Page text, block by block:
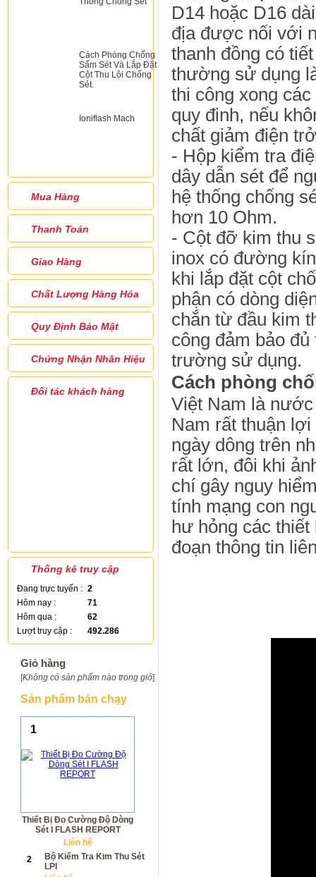
Cách Phòng Chống
Sấm Sét Và Lắp Đặt
Cột Thu Lôi Chống
Sét.
Ioniflash Mach
Mua Hàng
Thanh Toán
Giao Hàng
Chất Lượng Hàng Hóa
Quy Định Bảo Mật
Chứng Nhận Nhãn Hiệu
Đối tác khách hàng
Thống kê truy cập
Đang trực tuyến : 2
Hôm nay :
71
Hôm qua :
62
Lượt truy cập :
492.286
D14 hoặc D16
địa được nối với
thanh đồng có
thường sử dụng
thi công xong
quy đinh, nếu
chất giảm điện
- Hộp kiểm tra
dây dẫn sét để
hệ thống chống
hơn 10 Ohm.
- Cột đỡ kim thu
inox có đường
khi lắp đặt cột
phận có dòng
chắn từ đầu kim
công đảm bảo
trường sử dụng.
Cách phòng
Việt Nam là
Nam rất thuận
ngày dông trên
rất lớn, đôi khi
chí gây nguy
tính mạng con
hư hỏng các
đoạn thông tin
Giỏ hàng
[Không có sản phẩm nào trong giỏ]
Sản phẩm bán chạy
1
Thiết Bị Đo Cường Độ Dòng
Sét I FLASH REPORT
Liên hệ
2
Bộ Kiểm Tra Kim Thu Sét
LPI